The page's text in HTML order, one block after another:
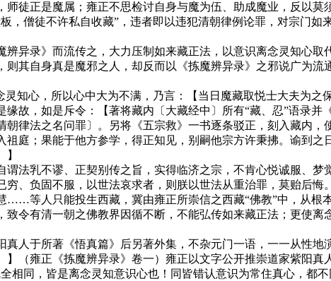
徒正是魔属；雍正不思检讨自身与魔为伍、助成魔业，反以莫
僧徒不许私自收藏”，违者即以违犯清朝律例论罪，对宗门如
录》而流传之，大力压制如来藏正法，以意识离念灵知心取
其自身真是魔邪之人，却反而以《拣魔辨异录》之邪说广为流
心，所以心中大为不满，乃言：【当日魔藏取悦士大夫为之
故，如是斥令：【著将藏内〔大藏经中〕所有“藏、忍”语录并
律法之名问罪〕。另将《五宗救》一书逐条驳正，刻入藏内，
庭；果能于他方参学，得正知见，别嗣他宗方许秉拂。谕到之
乳不谬、正契别传之旨，实得临济之宗，不肯心悦诚服、梦
、负固不服，以世法哀求者，则朕以世法从重治罪，莫贻后悔
等人只能投生西藏，冀由雍正所崇信之西藏“佛教”中，从根
令有清一朝之佛教界因循不断，不能弘传如来藏正法；更使
于所著《悟真篇》后另著外集，不杂元门一语，一一从性地
（雍正《拣魔辨异录》卷一）雍正以文字公开推崇道家紫阳真
相同，皆是离念灵知意识心也！同皆错认意识为常住真心，都